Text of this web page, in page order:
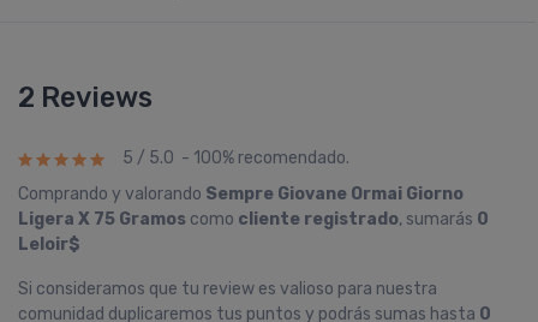
2 Reviews
5 / 5.0 - 100% recomendado.
Comprando y valorando Sempre Giovane Ormai Giorno
Ligera X 75 Gramos como cliente registrado, sumarás 0
Leloir$
Si consideramos que tu review es valioso para nuestra
comunidad duplicaremos tus puntos y podrás sumas hasta 0